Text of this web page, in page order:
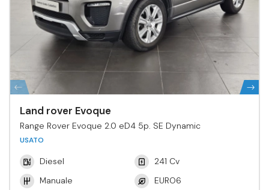
Land rover Evoque
Range Rover Evoque 2.0 eD4 5p. SE Dynamic
USATO
Diesel
241 Cv
Manuale
EURO6